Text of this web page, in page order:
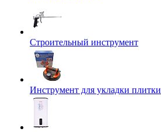
Строительный инструмент
Инструмент для укладки плитки